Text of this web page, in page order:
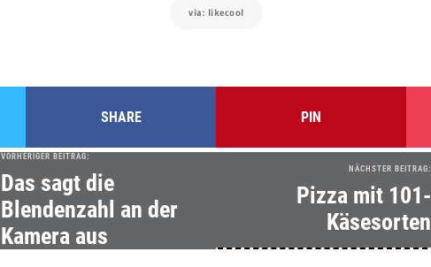
via: likecool
SHARE PIN
VORHERIGER BEITRAG:
Das sagt die
Blendenzahl an der
Kamera aus
NÄCHSTER BEITRAG:
Pizza mit 101-
Käsesorten